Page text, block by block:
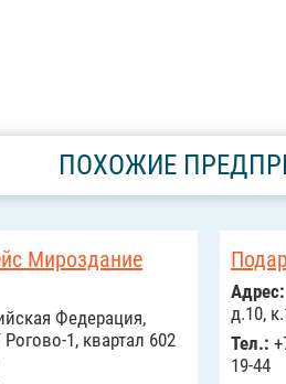
ПОХОЖИЕ
Мироздание
Федерация,
1, квартал 602
Адрес:
д.10,
Тел.:
19-44